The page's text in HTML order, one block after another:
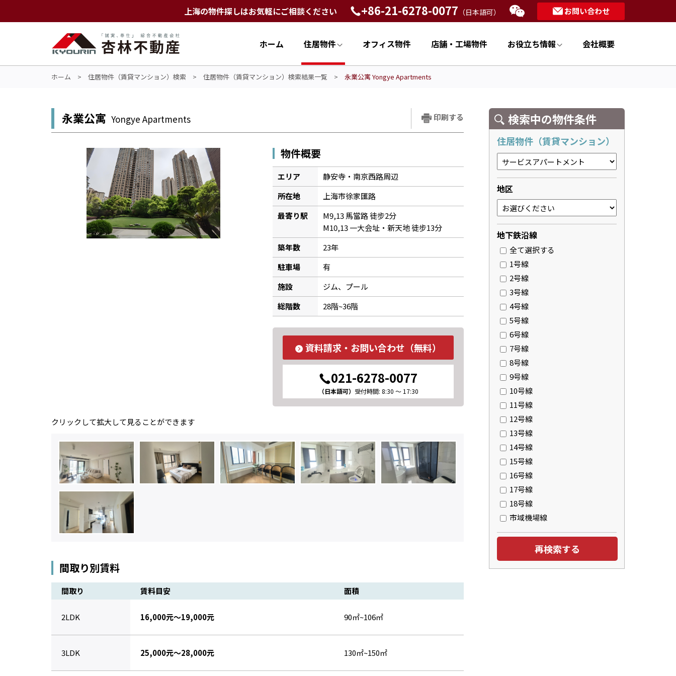
上海の物件探しはお気軽にご相談ください +86-21-6278-0077 （日本語可） お問い合わせ
ホーム 住居物件 オフィス物件 店舗・工場物件 お役立ち情報 会社概要
ホーム > 住居物件（賃貸マンション）検索 > 住居物件（賃貸マンション）検索結果一覧 > 永業公寓 Yongye Apartments
永業公寓 Yongye Apartments 印刷する
物件概要
エリア
静安寺・南京西路周辺
所在地
上海市徐家匯路
最寄り駅
M9,13 馬當路 徒步2分
M10,13 一大会址・新天地 徒步13分
築年数
23年
駐車場
有
施設
ジム、プール
総階数
28階~36階
資料請求・お問い合わせ（無料）
021-6278-0077
（日本語可） 受付時間: 8:30 ～ 17:30
クリックして拡大して見ることができます
間取り別賃料
間取り 賃料目安 面積
2LDK 16,000元～19,000元 90㎡~106㎡
3LDK 25,000元～28,000元 130㎡~150㎡
検索中の物件条件
住居物件（賃貸マンション）
地区
地下鉄沿線
全て選択する
1号線
2号線
3号線
4号線
5号線
6号線
7号線
8号線
9号線
10号線
11号線
12号線
13号線
14号線
15号線
16号線
17号線
18号線
市域機場線